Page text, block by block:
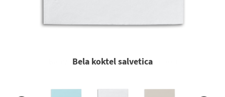
Bela koktel salvetica